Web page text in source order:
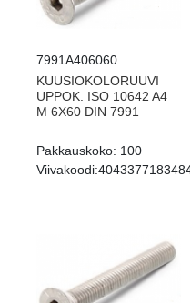
7991A406060
KUUSIOKOLORUUVI
UPPOK. ISO 10642 A4
M 6X60 DIN 7991
Pakkauskoko: 100
Viivakoodi:4043377183484